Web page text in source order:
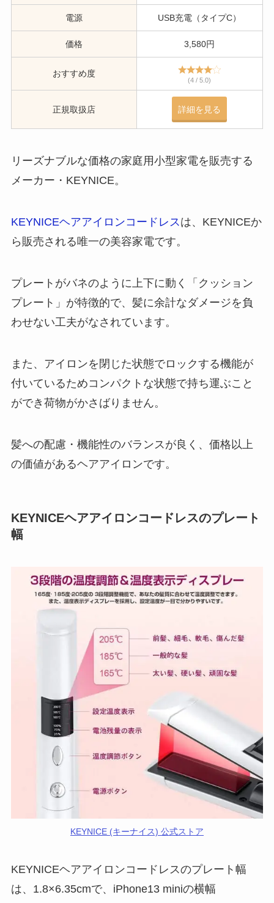
電源 USB充電（タイプC）
価格 3,580円
おすすめ度
(4 / 5.0)
正規取扱店 詳細を見る
リーズナブルな価格の家庭用小型家電を販売する
メーカー・KEYNICE。
KEYNICEヘアアイロンコードレスは、KEYNICEか
ら販売される唯一の美容家電です。
プレートがバネのように上下に動く「クッション
プレート」が特徴的で、髪に余計なダメージを負
わせない工夫がなされています。
また、アイロンを閉じた状態でロックする機能が
付いているためコンパクトな状態で持ち運ぶこと
ができ荷物がかさばりません。
髪への配慮・機能性のバランスが良く、価格以上
の価値があるヘアアイロンです。
KEYNICEヘアアイロンコードレスのプレート
幅
KEYNICE (キーナイス) 公式ストア
KEYNICEヘアアイロンコードレスのプレート幅
は、1.8×6.35cmで、iPhone13 miniの横幅